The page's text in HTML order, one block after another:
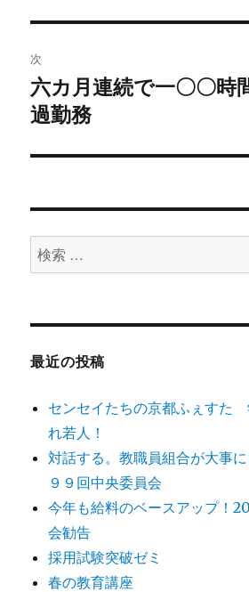
ビ
ゲ
ー
シ
ン
投
稿:
次
次
の
稿:
六カ月連続で一〇〇時
過勤務
検
索
象:
最近の投稿
センセイたちの京都ふぇすた
れ若人！
対話する。教職員組合が大事
９９回中央委員会
今年も給料のベースアップ！
会勧告
採用試験突破ゼミ
春の教育講座